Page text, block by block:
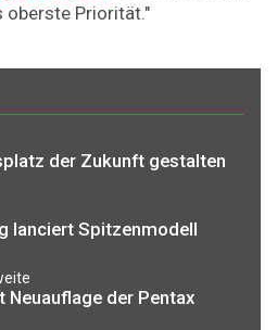
oberste Priorität."
der Zukunft gestalten
lanciert Spitzenmodell
Neuauflage der Pentax